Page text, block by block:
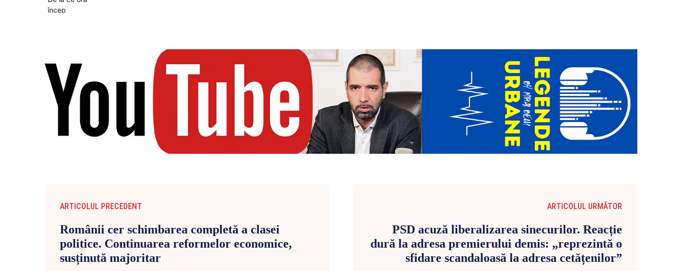
ARTICOLUL PRECEDENT
Românii cer schimbarea completă a clasei
politice. Continuarea reformelor economice,
susținută majoritar
ARTICOLUL URMĂTOR
PSD acuză liberalizarea sinecurilor. Reacție
dură la adresa premierului demis: „reprezintă o
sfidare scandaloasă la adresa cetățenilor”